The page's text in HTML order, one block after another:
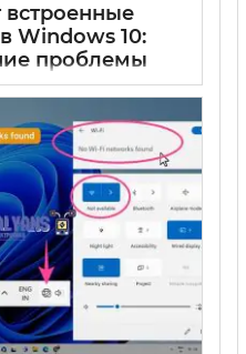
встроенные
Windows 10:
проблемы